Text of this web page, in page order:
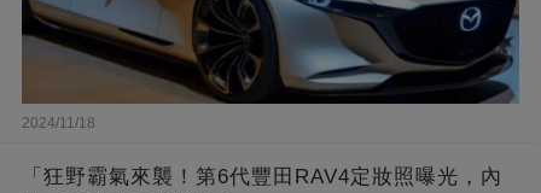
2024/11/18
「狂野霸氣來襲！第6代豐田RAV4定妝照曝光，內